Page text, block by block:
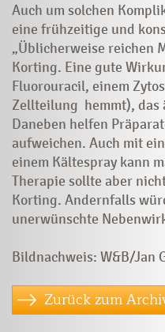
Auch um solchen
eine frühzeitige und
„Üblicherweise reichen
Korting. Eine gute
Fluorouracil, einem
Zellteilung hemmt),
Daneben helfen
aufweichen. Auch mit
einem Kältespray kann
Therapie sollte aber
Korting. Andernfalls
unerwünschte
Bildnachweis: W&B/Jan
Zurück zum